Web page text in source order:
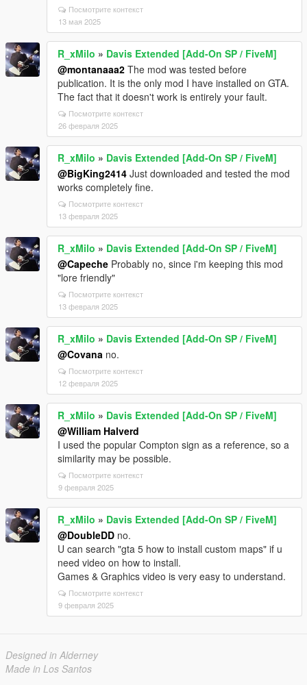
Посмотрите контекст
13 мая 2025
R_xMilo » Davis Extended [Add-On SP / FiveM]
@montanaaa2 The mod was tested before
publication. It is the only mod I have installed on GTA.
The fact that it doesn't work is entirely your fault.
Посмотрите контекст
26 февраля 2025
R_xMilo » Davis Extended [Add-On SP / FiveM]
@BigKing2414 Just downloaded and tested the mod
works completely fine.
Посмотрите контекст
13 февраля 2025
R_xMilo » Davis Extended [Add-On SP / FiveM]
@Capeche Probably no, since i'm keeping this mod
"lore friendly"
Посмотрите контекст
13 февраля 2025
R_xMilo » Davis Extended [Add-On SP / FiveM]
@Covana no.
Посмотрите контекст
12 февраля 2025
R_xMilo » Davis Extended [Add-On SP / FiveM]
@William Halverd
I used the popular Compton sign as a reference, so a
similarity may be possible.
Посмотрите контекст
9 февраля 2025
R_xMilo » Davis Extended [Add-On SP / FiveM]
@DoubleDD no.
U can search "gta 5 how to install custom maps" if u
need video on how to install.
Games & Graphics video is very easy to understand.
Посмотрите контекст
9 февраля 2025
Designed in Alderney
Made in Los Santos